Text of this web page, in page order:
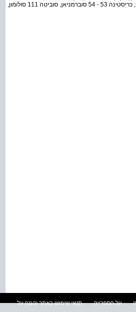
סוביטה 111 סולומון, סר הארי 152 סוֹנטוֹ...
על הספרייה
תנאי שימוש באתר והגנה על